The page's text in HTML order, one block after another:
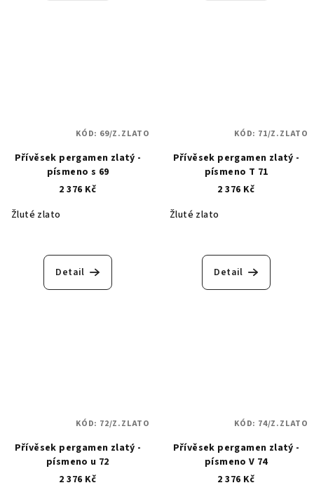
Přívěsek pergamen zlatý -
písmeno s 69
2 376 Kč
Žluté zlato
Detail
KÓD: 69/Z.ZLATO
Přívěsek pergamen zlatý -
písmeno T 71
2 376 Kč
Žluté zlato
Detail
KÓD: 71/Z.ZLATO
Přívěsek pergamen zlatý -
písmeno u 72
2 376 Kč
KÓD: 72/Z.ZLATO
Přívěsek pergamen zlatý -
písmeno V 74
2 376 Kč
KÓD: 74/Z.ZLATO